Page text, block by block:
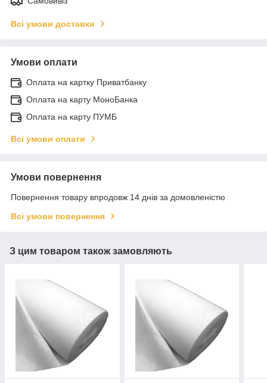
Всі умови доставки
Умови оплати
Оплата на картку Приватбанку
Оплата на карту МоноБанка
Оплата на карту ПУМБ
Всі умови оплати
Умови повернення
Повернення товару впродовж 14 днів за домовленістю
Всі умови повернення
З цим товаром також замовляють